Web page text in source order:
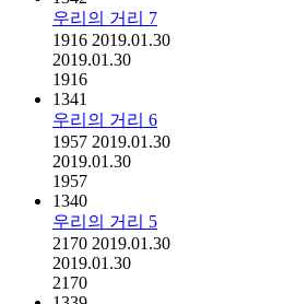
우리의 거리 7
1916 2019.01.30
2019.01.30
1916
1341
우리의 거리 6
1957 2019.01.30
2019.01.30
1957
1340
우리의 거리 5
2170 2019.01.30
2019.01.30
2170